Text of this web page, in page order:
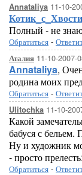
Annataliya 11-10-
Полный - не
Обратиться -
Аталия 11-10-2007-
Annataliya,
родина моих
Обратиться -
Ulitochka 11-10-
Какой
бабуся с
Ну и художник
- просто
Обратиться -